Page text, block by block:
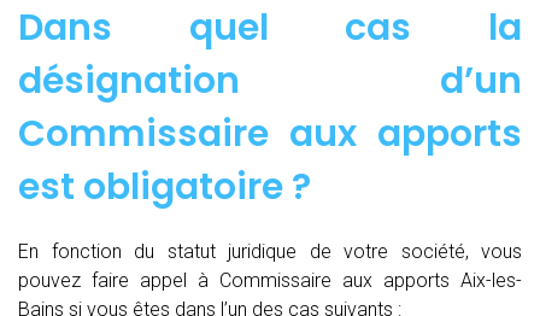
Dans quel cas la
désignation d’un
Commissaire aux apports
est obligatoire ?
En fonction du statut juridique de votre société, vous
pouvez faire appel à Commissaire aux apports Aix-les-
Bains si vous êtes dans l’un des cas suivants :